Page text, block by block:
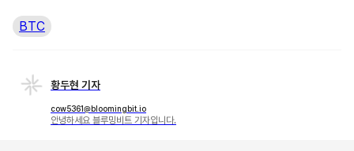
BTC
황두현 기자
cow5361@bloomingbit.io
안녕하세요 블루밍비트 기자입니다.